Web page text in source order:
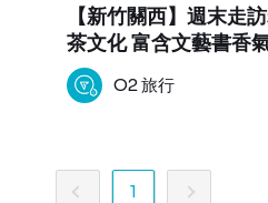
【新竹關西】週末走
茶文化 富含文藝書香
O2 旅行
1